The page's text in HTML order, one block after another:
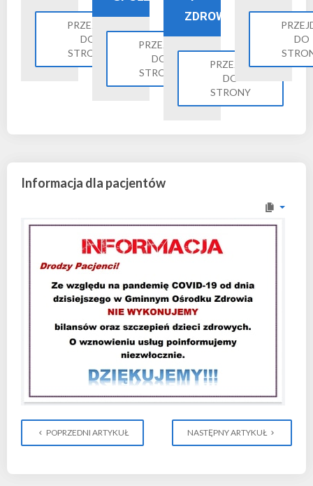
PRZEJDŹ
DO
STRONY
PRZEJDŹ
DO
STRONY
ZDROWIE
PRZEJDŹ
DO
STRONY
DO
Informacja dla pacjentów
POPRZEDNI ARTYKUŁ NASTĘPNY ARTYKUŁ